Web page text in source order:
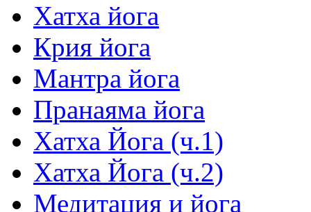
Хатха йога
Крия йога
Мантра йога
Пранаяма йога
Хатха Йога (ч.1)
Хатха Йога (ч.2)
Медитация и йога